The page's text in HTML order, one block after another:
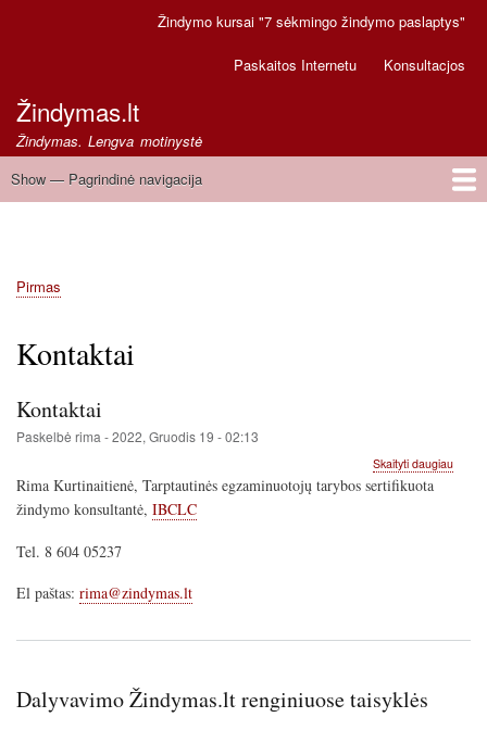
Pereiti
pagrindinį
Žindymo kursai "7 sėkmingo žindymo paslaptys"
Paskaitos Internetu Konsultacjos
Žindymas.lt
Žindymas. Lengva motinystė
Pagrindinė
Show — Pagrindinė navigacija
Kelias
Pirmas
Kontaktai
Kontaktai
Paskelbė rima -2022, Gruodis 19 - 02:13
Skaityti daugiauapie
Rima Kurtinaitienė, Tarptautinės egzaminuotojų tarybos sertifikuota
žindymo konsultantė, IBCLC
Tel. 8 604 05237
El paštas: rima@zindymas.lt
Dalyvavimo Žindymas.lt renginiuose taisyklės